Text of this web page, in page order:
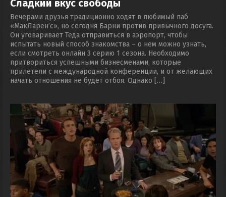
Сладкий вкус свободы
Вечерами друзья традиционно ходят в любимый паб
«МакЛарен’с», но сегодня Барни против привычного досуга.
Он уговаривает Теда отправиться в аэропорт, чтобы
испытать новый способ знакомства – о нем можно узнать,
если смотреть онлайн 3 серию 1 сезона. Необходимо
притвориться успешными бизнесменами, которые
прилетели с международной конференции, и от желающих
начать отношения не будет отбоя. Однако […]